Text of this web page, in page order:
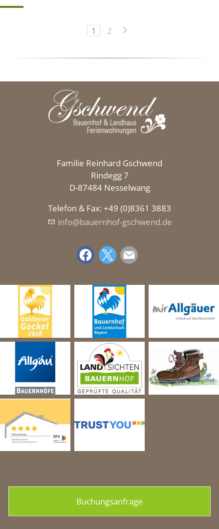
1 2 >
Familie Reinhard Gschwend
Rindegg 7
D-87484 Nesselwang
Telefon & Fax: +49 (0)8361 3883
nf
b rnh f-gschw nd d
Buchungsanfrage